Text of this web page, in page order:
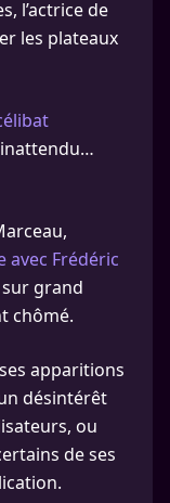
l’actrice de
les plateaux
avec Frédéric
sur grand
chômé.
apparitions
désintérêt
ou
de ses